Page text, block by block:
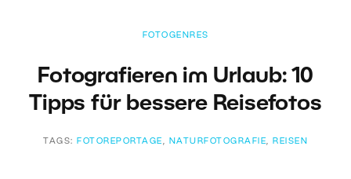
FOTOGENRES
Fotografieren im Urlaub: 10
Tipps für bessere Reisefotos
TAGS: FOTOREPORTAGE , NATURFOTOGRAFIE, REISEN